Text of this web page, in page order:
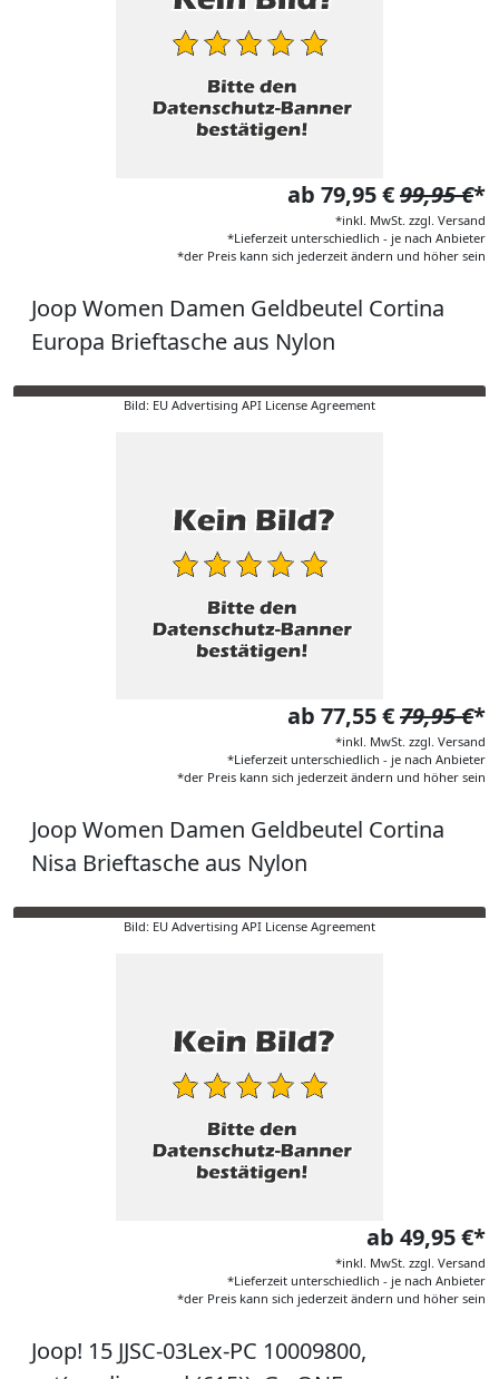
ab 79,95 €99,95 €*
*inkl. MwSt. zzgl. Versand
*Lieferzeit unterschiedlich - je nach Anbieter
*der Preis kann sich jederzeit ändern und höher sein
Joop Women Damen Geldbeutel Cortina
Europa Brieftasche aus Nylon
Bild: EU Advertising API License Agreement
ab 77,55 €79,95 €*
*inkl. MwSt. zzgl. Versand
*Lieferzeit unterschiedlich - je nach Anbieter
*der Preis kann sich jederzeit ändern und höher sein
Joop Women Damen Geldbeutel Cortina
Nisa Brieftasche aus Nylon
Bild: EU Advertising API License Agreement
ab 49,95 €*
*inkl. MwSt. zzgl. Versand
*Lieferzeit unterschiedlich - je nach Anbieter
*der Preis kann sich jederzeit ändern und höher sein
Joop! 15 JJSC-03Lex-PC 10009800,